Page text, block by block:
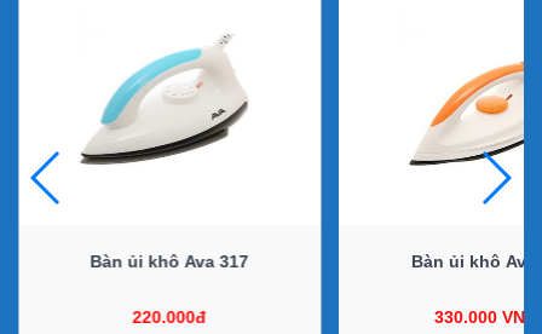
Bàn ủi khô Ava 317
220.000đ
Bàn ủi khô Ava
330.000